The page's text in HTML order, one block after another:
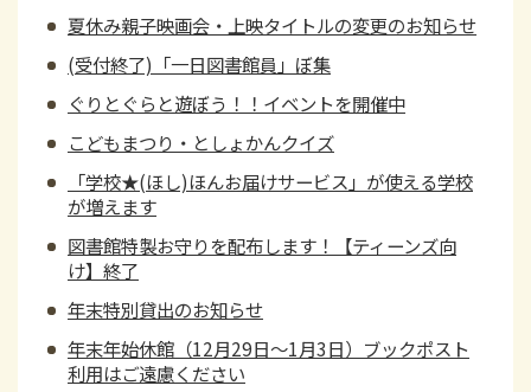
夏休み親子映画会・上映タイトルの変更のお知らせ
(受付終了)「一日図書館員」ぼ集
ぐりとぐらと遊ぼう！！イベントを開催中
こどもまつり・としょかんクイズ
「学校★(ほし)ほんお届けサービス」が使える学校
が増えます
図書館特製お守りを配布します！【ティーンズ向
け】終了
年末特別貸出のお知らせ
年末年始休館（12月29日～1月3日）ブックポスト
利用はご遠慮ください